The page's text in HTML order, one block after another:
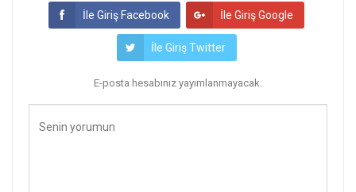
İle Giriş Facebook İle Giriş Google
İle Giriş Twitter
E-posta hesabınız yayımlanmayacak.